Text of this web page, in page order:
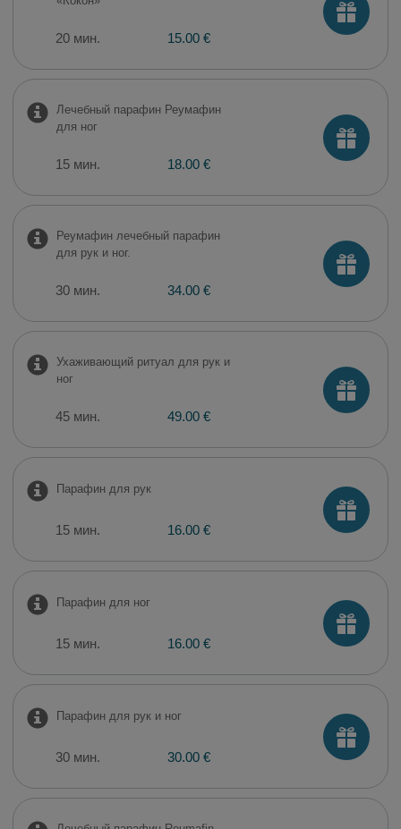
20 мин. 15.00 €
Лечебный парафин Реумафин
для ног
15 мин. 18.00 €
Реумафин лечебный парафин
для рук и ног.
30 мин. 34.00 €
Ухаживающий ритуал для рук и
ног
45 мин. 49.00 €
Парафин для рук
15 мин. 16.00 €
Парафин для ног
15 мин. 16.00 €
Парафин для рук и ног
30 мин. 30.00 €